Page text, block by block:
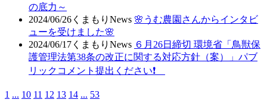
の底力～
2024/06/26 くまもりNews 🌸うむ農園さんからインタビ
ューを受けました🌸
2024/06/17 くまもりNews ６月26日締切 環境省「鳥獣保
護管理法第38条の改正に関する対応方針（案）」パブ
リックコメント提出ください❗
1 ... 10 11 12 13 14 ... 53